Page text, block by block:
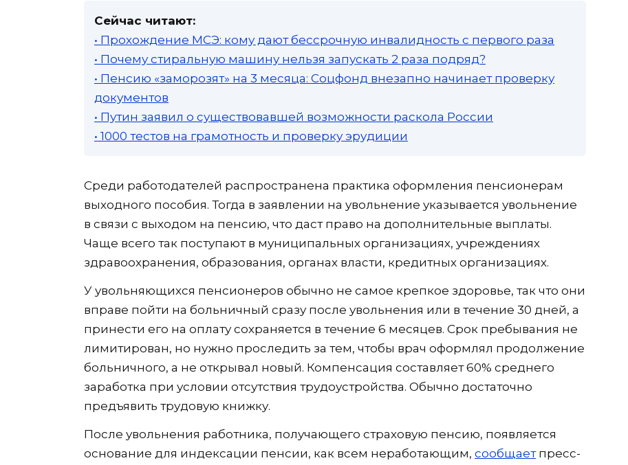
Сейчас читают:
• Прохождение МСЭ: кому дают бессрочную инвалидность с первого раза
• Почему стиральную машину нельзя запускать 2 раза подряд?
• Пенсию «заморозят» на 3 месяца: Соцфонд внезапно начинает проверку
документов
• Путин заявил о существовавшей возможности раскола России
• 1000 тестов на грамотность и проверку эрудиции
Среди работодателей распространена практика оформления пенсионерам
выходного пособия. Тогда в заявлении на увольнение указывается увольнение
в связи с выходом на пенсию, что даст право на дополнительные выплаты.
Чаще всего так поступают в муниципальных организациях, учреждениях
здравоохранения, образования, органах власти, кредитных организациях.
У увольняющихся пенсионеров обычно не самое крепкое здоровье, так что они
вправе пойти на больничный сразу после увольнения или в течение 30 дней, а
принести его на оплату сохраняется в течение 6 месяцев. Срок пребывания не
лимитирован, но нужно проследить за тем, чтобы врач оформлял продолжение
больничного, а не открывал новый. Компенсация составляет 60% среднего
заработка при условии отсутствия трудоустройства. Обычно достаточно
предъявить трудовую книжку.
После увольнения работника, получающего страховую пенсию, появляется
основание для индексации пенсии, как всем неработающим, сообщаетпресс-